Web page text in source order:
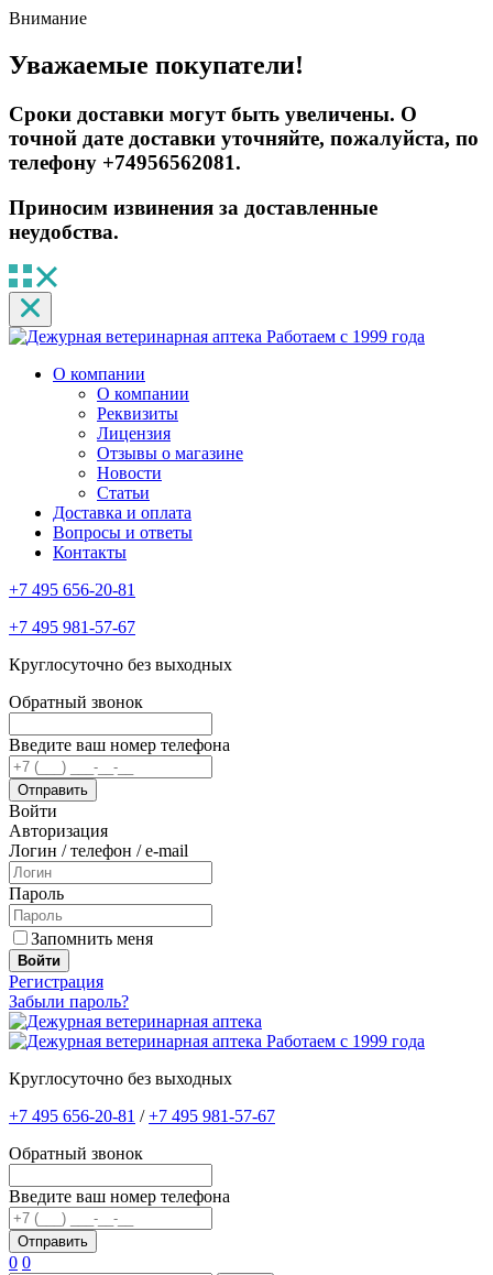
Внимание
Уважаемые покупатели!
Сроки доставки могут быть увеличены. О
точной дате доставки уточняйте, пожалуйста, по
телефону +74956562081.
Приносим извинения за доставленные
неудобства.
Работаем с 1999 года
О компании
О компании
Реквизиты
Лицензия
Отзывы о магазине
Новости
Статьи
Доставка и оплата
Вопросы и ответы
Контакты
+7 495 656-20-81
+7 495 981-57-67
Круглосуточно без выходных
Обратный звонок
Введите ваш номер телефона
Войти
Авторизация
Логин / телефон / e-mail
Пароль
Запомнить меня
Войти
Регистрация
Забыли пароль?
Работаем с 1999 года
Круглосуточно без выходных
+7 495 656-20-81 /+7 495 981-57-67
Обратный звонок
Введите ваш номер телефона
0 0